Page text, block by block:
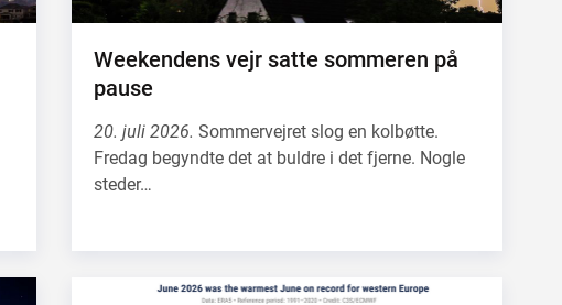
Weekendens vejr satte sommeren på
pause
20. juli 2026.Sommervejret slog en kolbøtte.
Fredag begyndte det at buldre i det fjerne. Nogle
steder…